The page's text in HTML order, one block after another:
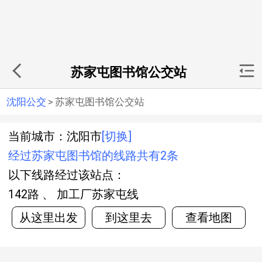
苏家屯图书馆公交站
沈阳公交 > 苏家屯图书馆公交站
当前城市：沈阳市 [切换]
经过苏家屯图书馆的线路共有2条
以下线路经过该站点：
142路 、 加工厂苏家屯线
从这里出发
到这里去 查看地图